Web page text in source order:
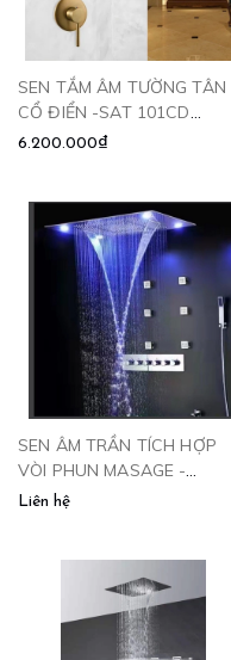
SEN TẮM ÂM TƯỜNG TÂN
CỔ ĐIỂN -SAT 101CD
CLEANMAX
6.200.000₫
SEN ÂM TRẦN TÍCH HỢP
VÒI PHUN MASAGE -
CLEANMAX SATR-1008.1
Liên hệ